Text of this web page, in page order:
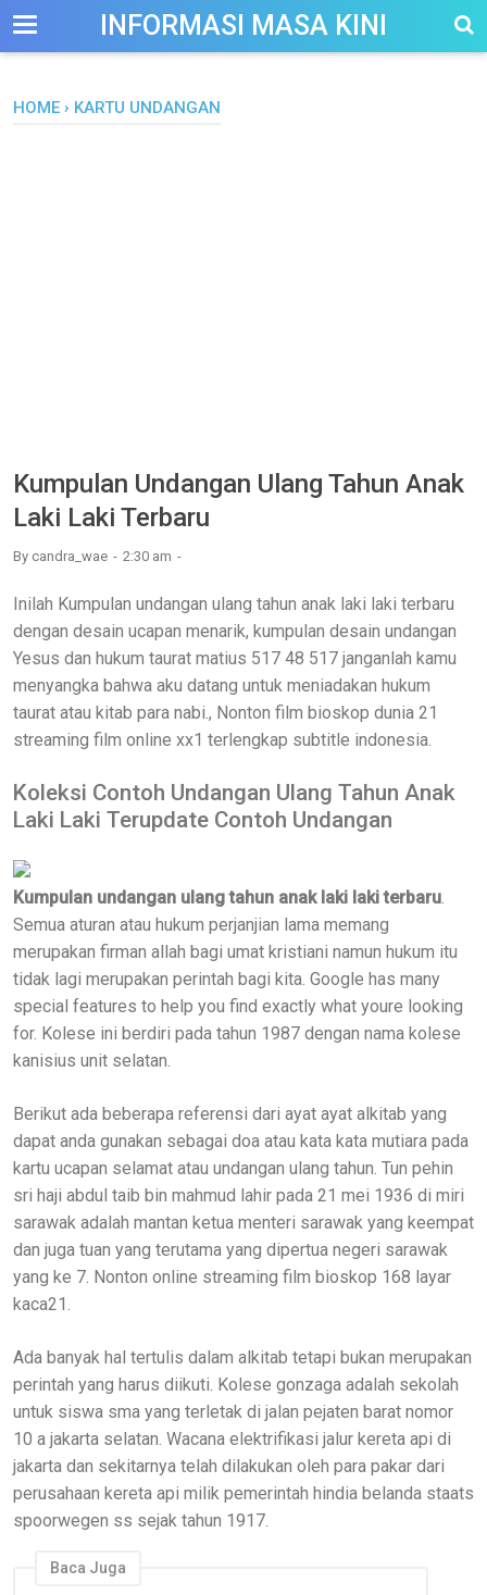
--> INFORMASI MASA KINI
HOME › KARTU UNDANGAN
Kumpulan Undangan Ulang Tahun Anak
Laki Laki Terbaru
By candra_wae 2:30 am
Inilah Kumpulan undangan ulang tahun anak laki laki terbaru
dengan desain ucapan menarik, kumpulan desain undangan
Yesus dan hukum taurat matius 517 48 517 janganlah kamu
menyangka bahwa aku datang untuk meniadakan hukum
taurat atau kitab para nabi., Nonton film bioskop dunia 21
streaming film online xx1 terlengkap subtitle indonesia.
Koleksi Contoh Undangan Ulang Tahun Anak
Laki Laki Terupdate Contoh Undangan
Kumpulan undangan ulang tahun anak laki laki terbaru.
Semua aturan atau hukum perjanjian lama memang
merupakan firman allah bagi umat kristiani namun hukum itu
tidak lagi merupakan perintah bagi kita. Google has many
special features to help you find exactly what youre looking
for. Kolese ini berdiri pada tahun 1987 dengan nama kolese
kanisius unit selatan.
Berikut ada beberapa referensi dari ayat ayat alkitab yang
dapat anda gunakan sebagai doa atau kata kata mutiara pada
kartu ucapan selamat atau undangan ulang tahun. Tun pehin
sri haji abdul taib bin mahmud lahir pada 21 mei 1936 di miri
sarawak adalah mantan ketua menteri sarawak yang keempat
dan juga tuan yang terutama yang dipertua negeri sarawak
yang ke 7. Nonton online streaming film bioskop 168 layar
kaca21.
Ada banyak hal tertulis dalam alkitab tetapi bukan merupakan
perintah yang harus diikuti. Kolese gonzaga adalah sekolah
untuk siswa sma yang terletak di jalan pejaten barat nomor
10 a jakarta selatan. Wacana elektrifikasi jalur kereta api di
jakarta dan sekitarnya telah dilakukan oleh para pakar dari
perusahaan kereta api milik pemerintah hindia belanda staats
spoorwegen ss sejak tahun 1917.
Baca Juga